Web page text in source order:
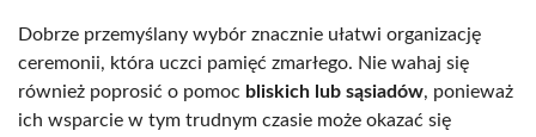
Dobrze przemyślany wybór znacznie ułatwi organizację
ceremonii, która uczci pamięć zmarłego. Nie wahaj się
również poprosić o pomoc bliskich lub sąsiadów, ponieważ
ich wsparcie w tym trudnym czasie może okazać się